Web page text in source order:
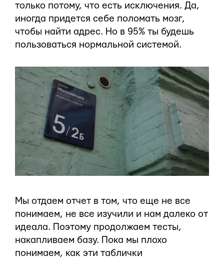
только потому, что есть исключения. Да,
иногда придется себе поломать мозг,
чтобы найти адрес. Но в 95% ты будешь
пользоваться нормальной системой.
Мы отдаем отчет в том, что еще не все
понимаем, не все изучили и нам далеко от
идеала. Поэтому продолжаем тесты,
накапливаем базу. Пока мы плохо
понимаем, как эти таблички